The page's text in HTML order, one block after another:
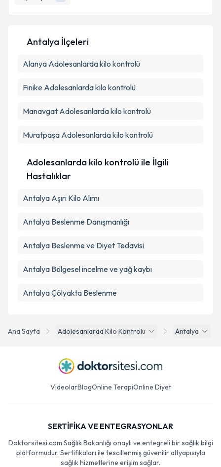
E-posta Adresiniz
Metni'ni okudum ve kişisel verilerimin belirtilen
Ana Sayfa Adolesanlarda Kilo Kontrolu Antalya
Antalya İlçeleri
Alanya Adolesanlarda kilo kontrolü
Finike Adolesanlarda kilo kontrolü
Manavgat Adolesanlarda kilo kontrolü
Muratpaşa Adolesanlarda kilo kontrolü
Adolesanlarda kilo kontrolü ile İlgili
Hastalıklar
Antalya Aşırı Kilo Alımı
Antalya Beslenme Danışmanlığı
Antalya Beslenme ve Diyet Tedavisi
Antalya Bölgesel incelme ve yağ kaybı
Antalya Çölyakta Beslenme
VideolarBlogOnline TerapiOnline Diyet
SERTİFİKA VE ENTEGRASYONLAR
Doktorsitesi.com Sağlık Bakanlığı onaylı ve entegreli bir sağlık bilgi
platformudur. Sertifikaları ile tescillenmiş güvenilir altyapısıyla
sağlık hizmetlerine erişim sağlar.